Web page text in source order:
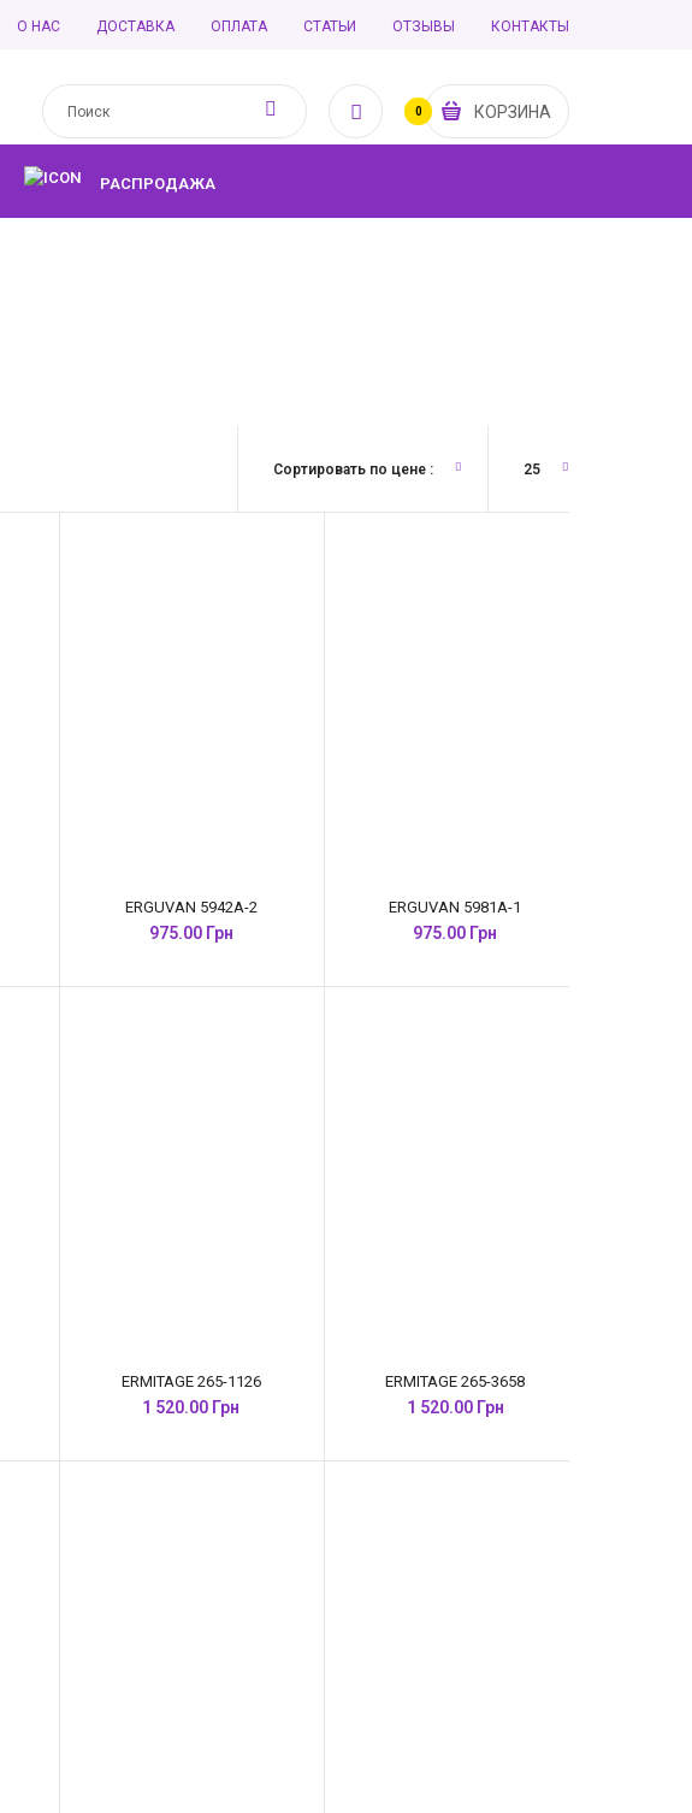
О НАС ДОСТАВКА ОПЛАТА СТАТЬИ ОТЗЫВЫ КОНТАКТЫ
0 КОРЗИНА
РАСПРОДАЖА
ERGUVAN 5942A-2
975.00 Грн
ERGUVAN 5981A-1
975.00 Грн
ERMITAGE 265-1126
1 520.00 Грн
ERMITAGE 265-3658
1 520.00 Грн